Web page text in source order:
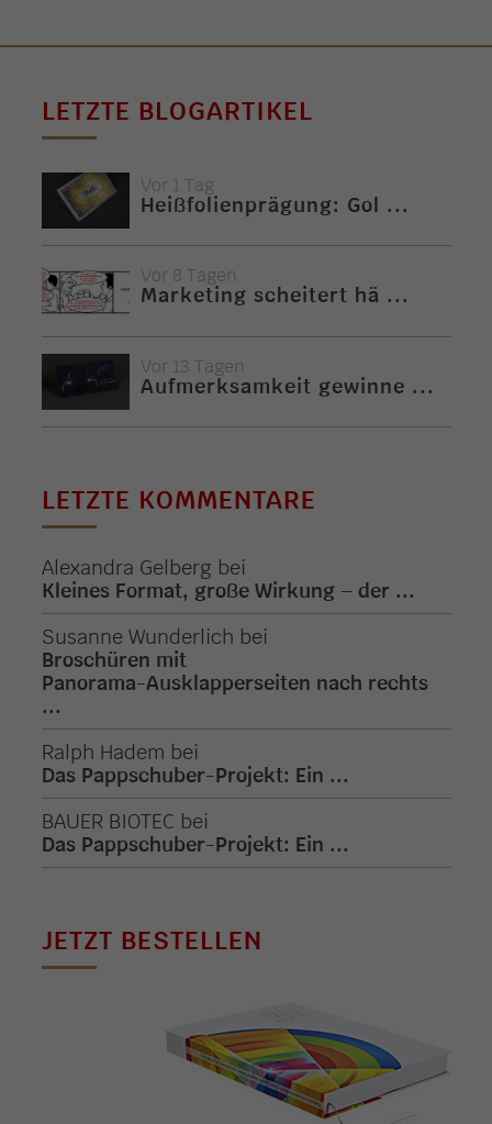
LETZTE BLOGARTIKEL
Vor 1 Tag
Heißfolienprägung: Gol ...
Vor 8 Tagen
Marketing scheitert hä ...
Vor 13 Tagen
Aufmerksamkeit gewinne ...
LETZTE KOMMENTARE
Alexandra Gelberg bei
Kleines Format, große Wirkung – der ...
Susanne Wunderlich bei
Broschüren mit
Panorama-Ausklapperseiten nach rechts
...
Ralph Hadem bei
Das Pappschuber-Projekt: Ein ...
BAUER BIOTEC bei
Das Pappschuber-Projekt: Ein ...
JETZT BESTELLEN